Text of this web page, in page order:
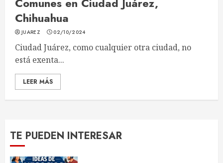
Chihuahua
JUAREZ 02/10/2024
Ciudad Juárez, como cualquier otra ciudad, no
está exenta...
LEER MÁS
TE PUEDEN INTERESAR